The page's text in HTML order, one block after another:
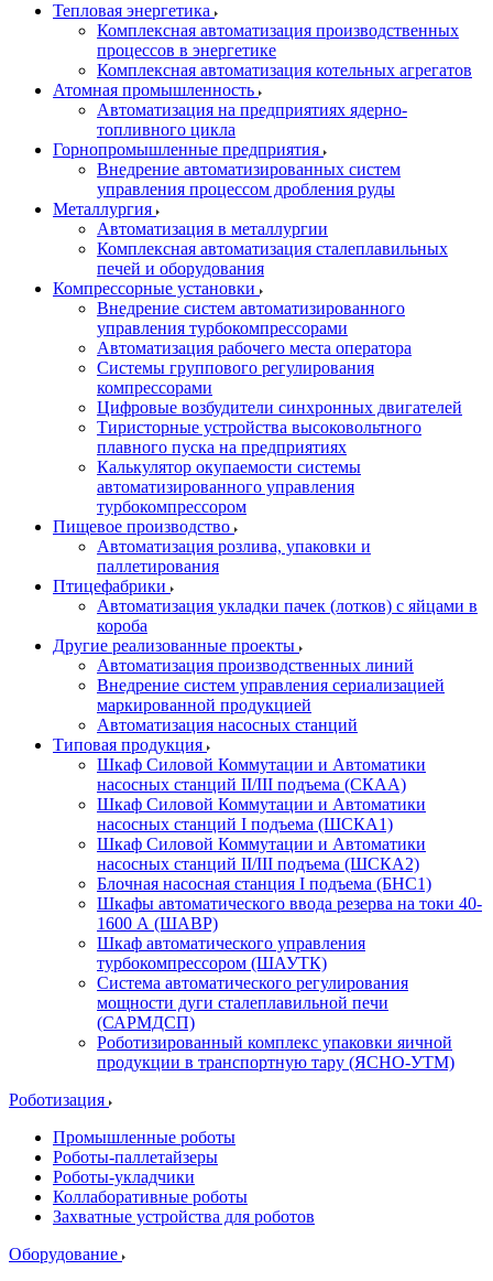
Тепловая энергетика
Комплексная автоматизация производственных
процессов в энергетике
Комплексная автоматизация котельных агрегатов
Атомная промышленность
Автоматизация на предприятиях ядерно-
топливного цикла
Горнопромышленные предприятия
Внедрение автоматизированных систем
управления процессом дробления руды
Металлургия
Автоматизация в металлургии
Комплексная автоматизация сталеплавильных
печей и оборудования
Компрессорные установки
Внедрение систем автоматизированного
управления турбокомпрессорами
Автоматизация рабочего места оператора
Системы группового регулирования
компрессорами
Цифровые возбудители синхронных двигателей
Тиристорные устройства высоковольтного
плавного пуска на предприятиях
Калькулятор окупаемости системы
автоматизированного управления
турбокомпрессором
Пищевое производство
Автоматизация розлива, упаковки и
паллетирования
Птицефабрики
Автоматизация укладки пачек (лотков) с яйцами в
короба
Другие реализованные проекты
Автоматизация производственных линий
Внедрение систем управления сериализацией
маркированной продукцией
Автоматизация насосных станций
Типовая продукция
Шкаф Силовой Коммутации и Автоматики
насосных станций II/III подъема (СКАА)
Шкаф Силовой Коммутации и Автоматики
насосных станций I подъема (ШСКА1)
Шкаф Силовой Коммутации и Автоматики
насосных станций II/III подъема (ШСКА2)
Блочная насосная станция I подъема (БНС1)
Шкафы автоматического ввода резерва на токи 40-
1600 А (ШАВР)
Шкаф автоматического управления
турбокомпрессором (ШАУТК)
Система автоматического регулирования
мощности дуги сталеплавильной печи
(САРМДСП)
Роботизированный комплекс упаковки яичной
продукции в транспортную тару (ЯСНО-УТМ)
Роботизация
Промышленные роботы
Роботы-паллетайзеры
Роботы-укладчики
Коллаборативные роботы
Захватные устройства для роботов
Оборудование